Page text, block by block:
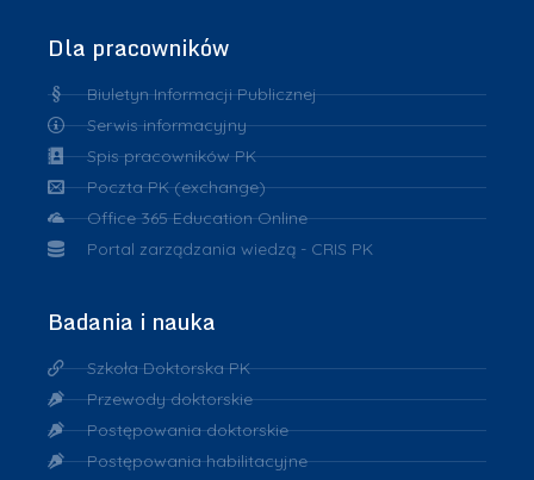
Dla pracowników
Biuletyn Informacji Publicznej
Serwis informacyjny
Spis pracowników PK
Poczta PK (exchange)
Office 365 Education Online
Portal zarządzania wiedzą - CRIS PK
Badania i nauka
Szkoła Doktorska PK
Przewody doktorskie
Postępowania doktorskie
Postępowania habilitacyjne